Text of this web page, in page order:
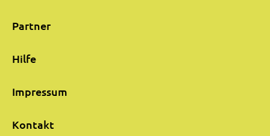
Partner
Hilfe
Impressum
Kontakt